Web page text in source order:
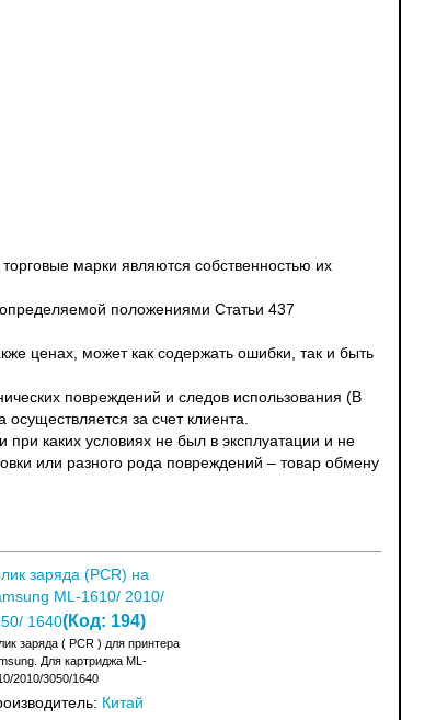
марки являются собственностью их
положениями Статьи 437
ценах, может как содержать ошибки, так и быть
повреждений и следов использования (В
осуществляется за счет клиента.
каких условиях не был в эксплуатации и не
или разного рода повреждений – товар обмену
заряда (PCR) на
ML-1610/ 2010/
1640(Код: 194)
заряда ( PCR ) для принтера
Для картриджа ML-
2010/3050/1640
Китай